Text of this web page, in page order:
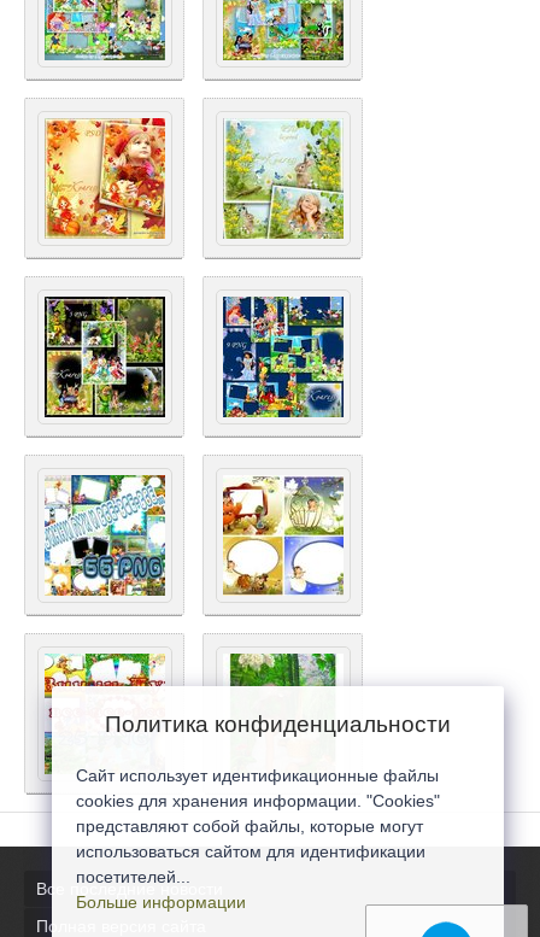
Все последние новости
Полная версия сайта
Политика конфиденциальности
Сайт использует идентификационные файлы
cookies для хранения информации. "Cookies"
представляют собой файлы, которые могут
использоваться сайтом для идентификации
посетителей...
Больше информации